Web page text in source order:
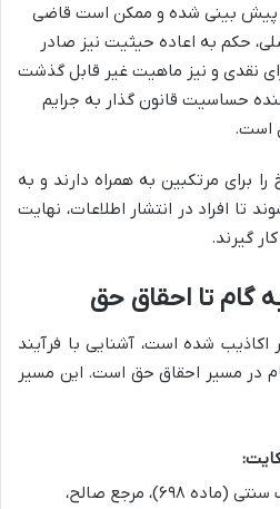
پیش بینی شده و ممکن است قاضی
حکم به اعاده حیثیت نیز صادر
نقدی و نیز ماهیت غیر قابل گذشت
حساسیت قانون گذار به جرایم
است.
برای مرتکبین به همراه دارند و به
تا افراد در انتشار اطلاعات، نهایت
گیرند.
گام تا احقاق حق
اکاذیب شده است، آشنایی با فرآیند
در مسیر احقاق حق است. این مسیر
در مورد نشر اکاذیب سنتی (ماده ۶۹۸)، مرجع صالح،